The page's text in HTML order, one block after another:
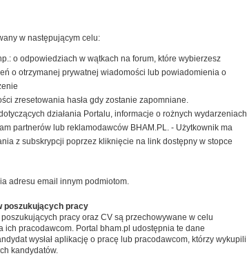
w następującym celu:
o odpowiedziach w wątkach na forum, które wybierzesz
o otrzymanej prywatnej wiadomości lub powiadomienia o
zresetowania hasła gdy zostanie zapomniane.
działania Portalu, informacje o rożnych wydarzeniach
partnerów lub reklamodawców BHAM.PL. - Użytkownik ma
z subskrypcji poprzez kliknięcie na link dostępny w stopce
adresu email innym podmiotom.
poszukujących pracy
pracy oraz CV są przechowywane w celu
ich pracodawcom. Portal bham.pl udostępnia te dane
wysłał aplikację o pracę lub pracodawcom, którzy wykupili
kandydatów.